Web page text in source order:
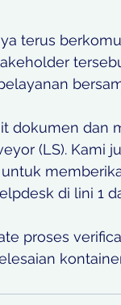
terus
dokumen dan
(LS). Kami
di lini 1
proses